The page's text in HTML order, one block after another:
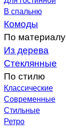
В спальню
Комоды
По материалу
Из дерева
Стеклянные
По стилю
Классические
Современные
Стильные
Ретро